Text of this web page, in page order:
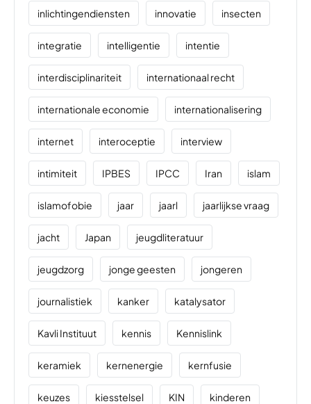
inlichtingendiensten innovatie insecten
integratie intelligentie intentie
interdisciplinariteit internationaal recht
internationale economie internationalisering
internet interoceptie interview
intimiteit IPBES IPCC Iran islam
islamofobie jaar jaarl jaarlijkse vraag
jacht Japan jeugdliteratuur
jeugdzorg jonge geesten jongeren
journalistiek kanker katalysator
Kavli Instituut kennis Kennislink
keramiek kernenergie kernfusie
keuzes kiesstelsel KIN kinderen